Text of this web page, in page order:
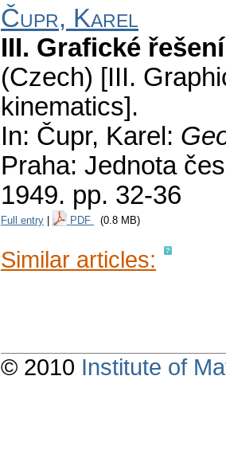
Čupr, Karel
III. Grafické
(Czech) [III.
kinematics].
In: Čupr, Karel:
Praha: Jednota
1949. pp. 32-36
Full entry PDF (0.8 MB)
Similar articles:
© 2010 Institute of